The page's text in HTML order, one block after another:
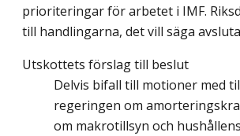
prioriteringar för arbetet i IMF.
till handlingarna, det vill säga
Utskottets förslag till beslut
Delvis bifall till motioner med
regeringen om
om makrotillsyn och